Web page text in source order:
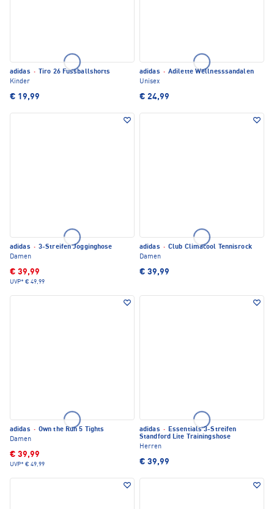
adidas ·
Tiro 26 Fussballshorts
Kinder
€ 19,99
adidas · Adilette Wellnesssandalen
Unisex
€ 24,99
adidas · 3-Streifen Jogginghose
Damen
€ 39,99
UVP* € 49,99
adidas · Club Climacool Tennisrock
Damen
€ 39,99
adidas · Own the Run 5 Tights
Damen
€ 39,99
UVP* € 49,99
adidas · Essentials 3-Streifen
Standford Lite Trainingshose
Herren
€ 39,99